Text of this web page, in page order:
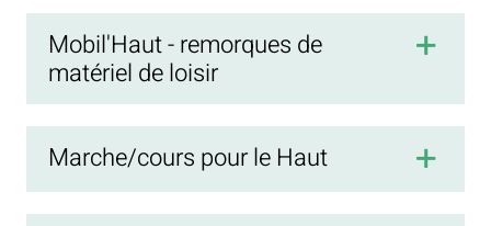
Mobil'Haut - remorques de
matériel de loisir
Marche/cours pour le Haut